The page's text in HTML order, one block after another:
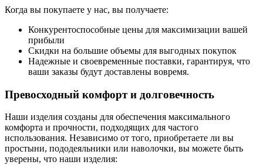
Когда вы покупаете у нас, вы получаете:
Конкурентоспособные цены для максимизации вашей
прибыли
Скидки на большие объемы для выгодных покупок
Надежные и своевременные поставки, гарантируя, что
ваши заказы будут доставлены вовремя.
Превосходный комфорт и долговечность
Наши изделия созданы для обеспечения максимального
комфорта и прочности, подходящих для частого
использования. Независимо от того, приобретаете ли вы
простыни, пододеяльники или наволочки, вы можете быть
уверены, что наши изделия: